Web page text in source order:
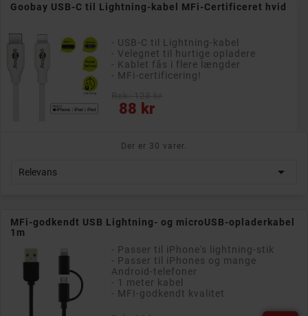
USB-C til Lightning-kabel MFi-certificeret sort
- USB-C til Lightning-kabel
- Velegnet til hurtige opladere
- Kablet fås i flere længder
- MFi-certificering!
88 kr
Pris
Der er 30 varer.
Relevans 
MFi-godkendt USB Lightning- og microUSB-opladerkabel
1m
- Passer til iPhone's lightning-stik
- Passer til iPhones og mange
Android-telefoner
- 1 meter kabel
- MFI-godkendt kvalitet